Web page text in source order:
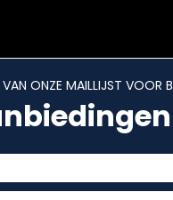
ONZE MAILLIJST VOOR